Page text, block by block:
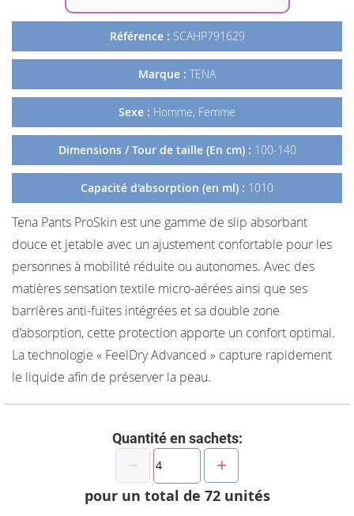
Référence : SCAHP791629
Marque : TENA
Sexe : Homme, Femme
Dimensions / Tour de taille (En cm) : 100-140
Capacité d'absorption (en ml) : 1010
Tena Pants ProSkin est une gamme de slip absorbant
douce et jetable avec un ajustement confortable pour les
personnes à mobilité réduite ou autonomes. Avec des
matières sensation textile micro-aérées ainsi que ses
barrières anti-fuites intégrées et sa double zone
d’absorption, cette protection apporte un confort optimal.
La technologie « FeelDry Advanced » capture rapidement
le liquide afin de préserver la peau.
Quantité en sachets:
pour un total de 72unités